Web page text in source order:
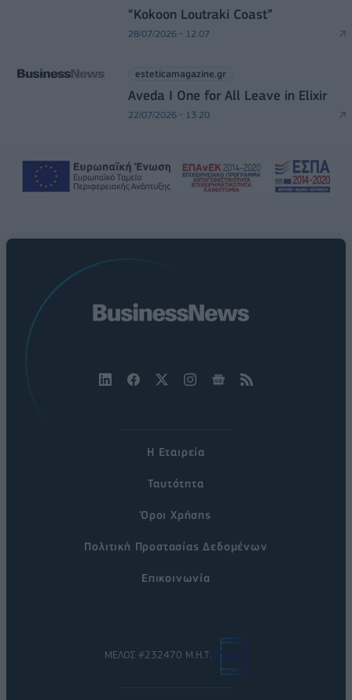
“Kokoon Loutraki Coast”
28/07/2026 - 12:07
esteticamagazine.gr
Aveda I One for All Leave in Elixir
22/07/2026 - 13:20
Η Εταιρεία
Ταυτότητα
Όροι Χρήσης
Πολιτική Προστασίας Δεδομένων
Επικοινωνία
ΜΕΛΟΣ #232470 Μ.Η.Τ.